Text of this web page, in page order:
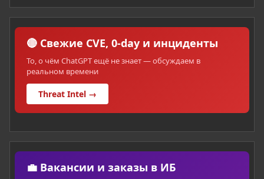
🔴 Свежие CVE, 0-day и инциденты
То, о чём ChatGPT ещё не знает — обсуждаем в
реальном времени
Threat Intel →
💼 Вакансии и заказы в ИБ